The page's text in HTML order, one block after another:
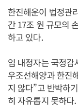
한진해운이 법정관
간 17조 원 규모의
하고 있다.
임 내정자는 국정감
우조선해양과 한진
지 않다”고 반박하
히 자유롭지 못하다.